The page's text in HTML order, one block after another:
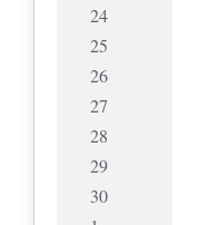
24
25
26
27
28
29
30